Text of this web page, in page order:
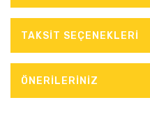
TAKSİT SEÇENEKLERİ
ÖNERİLERİNİZ